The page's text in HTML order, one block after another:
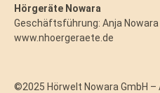
Hörgeräte Nowara
Geschäftsführung: Anja Nowara
www.nhoergeraete.de
©2025 Hörwelt Nowara GmbH –